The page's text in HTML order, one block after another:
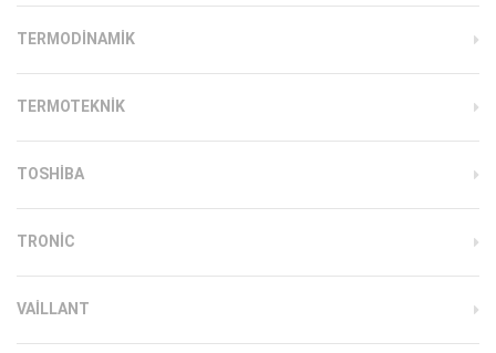
TERMODINAMIK
TERMOTEKNIK
TOSHIBA
TRONIC
VAILLANT